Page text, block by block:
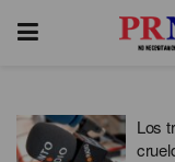
Los